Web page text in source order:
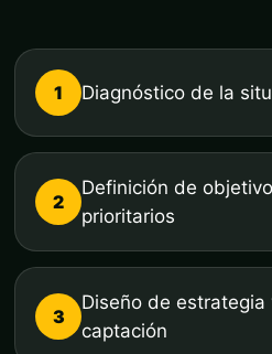
1 Diagnóstico de la
2
Definición de
prioritarios
3
Diseño de
captación